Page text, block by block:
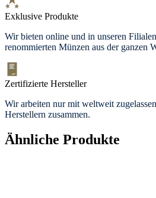
Exklusive Produkte
Wir bieten online und in unseren Filialen
renommierten Münzen aus der ganzen
Zertifizierte Hersteller
Wir arbeiten nur mit weltweit
Herstellern zusammen.
Ähnliche Produkte